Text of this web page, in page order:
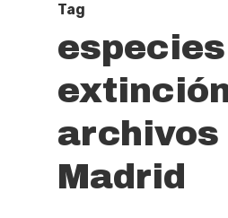
Tag
archivos
Madrid